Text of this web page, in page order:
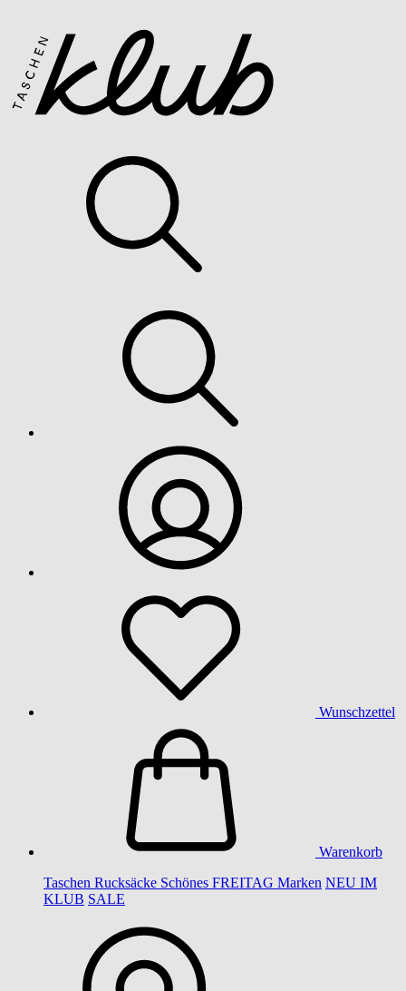
Wunschzettel
Warenkorb
Taschen Rucksäcke Schönes FREITAG Marken NEU IM
KLUB SALE